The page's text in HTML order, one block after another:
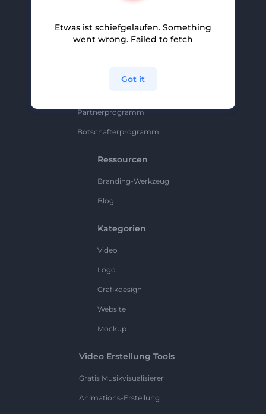
Partnerprogramm
Partnerprogramm
Botschafterprogramm
Ressourcen
Branding-Werkzeug
Blog
Kategorien
Video
Logo
Grafikdesign
Website
Mockup
Video Erstellung Tools
Gratis Musikvisualisierer
Animations-Erstellung
Etwas ist schiefgelaufen. Something
went wrong. Failed to fetch
Got it